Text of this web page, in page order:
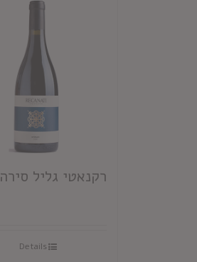
רקנאטי גליל סירה
Details